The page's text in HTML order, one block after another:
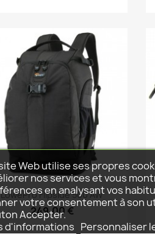
Aperçu rapide
LowePro Flipside 500 AW
249,00 €
Web utilise ses propres
nos services et vous
en analysant vos
votre consentement à son
Accepter.
d'informations Personnaliser